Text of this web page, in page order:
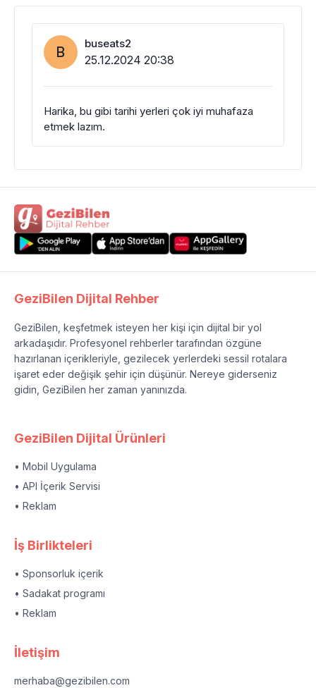
B buseats2
25.12.2024 20:38
Harika, bu gibi tarihi yerleri çok iyi muhafaza
etmek lazım.
GeziBilen Dijital Rehber
GeziBilen, keşfetmek isteyen her kişi için dijital bir yol
arkadaşıdır. Profesyonel rehberler tarafından özgüne
hazırlanan içerikleriyle, gezilecek yerlerdeki sessil rotalara
işaret eder değişik şehir için düşünür. Nereye giderseniz
gidin, GeziBilen her zaman yanınızda.
GeziBilen Dijital Ürünleri
• Mobil Uygulama
• API İçerik Servisi
• Reklam
İş Birlikteleri
• Sponsorluk içerik
• Sadakat programı
• Reklam
İletişim
merhaba@gezibilen.com